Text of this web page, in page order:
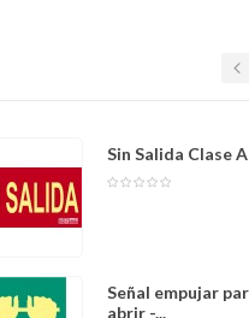
Sin Salida Clase
Señal empujar
abrir -...